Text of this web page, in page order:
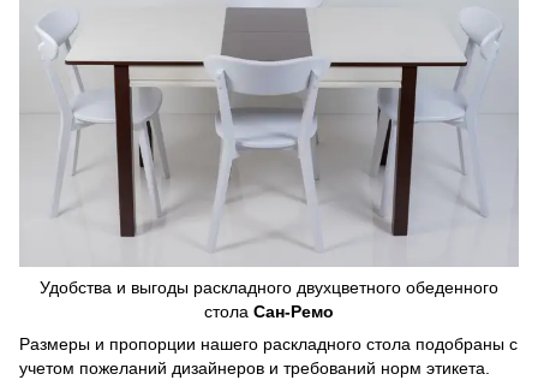
Удобства и выгоды раскладного двухцветного обеденного
стола Сан-Ремо
Размеры и пропорции нашего раскладного стола подобраны с
учетом пожеланий дизайнеров и требований норм этикета.